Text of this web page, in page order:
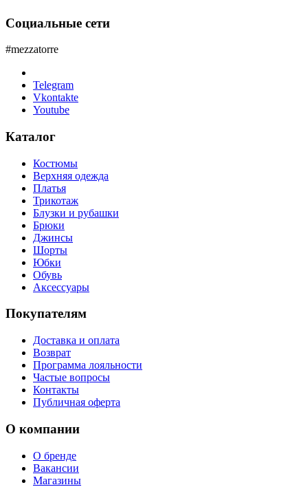
Социальные сети
#mezzatorre
Telegram
Vkontakte
Youtube
Каталог
Костюмы
Верхняя одежда
Платья
Трикотаж
Блузки и рубашки
Брюки
Джинсы
Шорты
Юбки
Обувь
Аксессуары
Покупателям
Доставка и оплата
Возврат
Программа лояльности
Частые вопросы
Контакты
Публичная оферта
О компании
О бренде
Вакансии
Магазины